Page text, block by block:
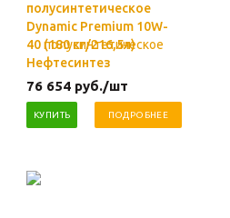
полусинтетическое
Dynamic Premium 10W-
40 (180 кг/216,5л)
Нефтесинтез
76 654 руб./шт
КУПИТЬ ПОДРОБНЕЕ